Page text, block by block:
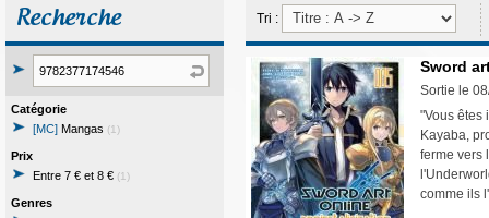
Recherche
Catégorie
[MC] Mangas (1)
Prix
Entre 7 € et 8 € (1)
Genres
Tri :
Sword
Sortie le
"Vous êtes
Kayaba,
ferme vers
comme ils